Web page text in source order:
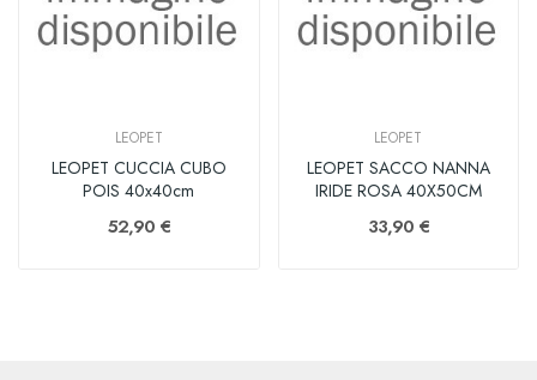
LEOPET
LEOPET CUCCIA CUBO
POIS 40x40cm
52,90 €
LEOPET
LEOPET SACCO NANNA
IRIDE ROSA 40X50CM
33,90 €